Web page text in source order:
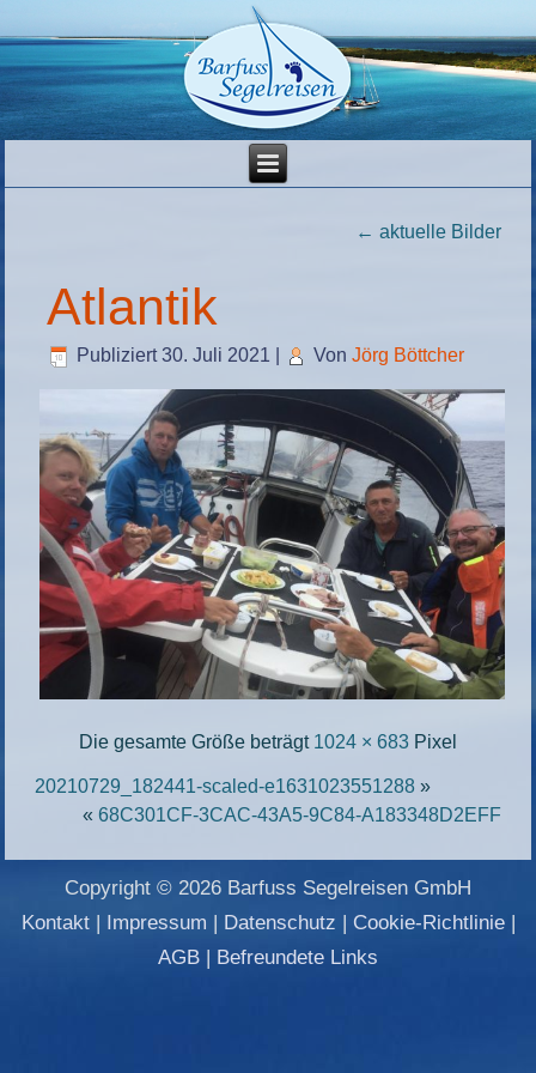
← aktuelle Bilder
Atlantik
Publiziert 30. Juli 2021 Von Jörg Böttcher
Die gesamte Größe beträgt 1024 × 683 Pixel
20210729_182441-scaled-e1631023551288 »
« 68C301CF-3CAC-43A5-9C84-A183348D2EFF
Copyright © 2026 Barfuss Segelreisen GmbH
Kontakt| Impressum | Datenschutz | Cookie-Richtlinie|
AGB | Befreundete Links